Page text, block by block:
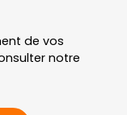
de vos
notre